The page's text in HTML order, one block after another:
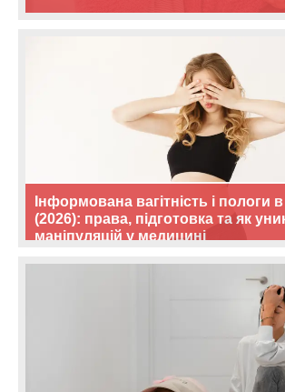
Інформована вагітність і пологи в
(2026): права, підготовка та як
маніпуляцій у медицині